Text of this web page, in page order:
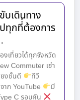
บเดินทาง
ทุกที่่ต้องการ
งเที่ยวได้ทุกจังหวัด
Commuter เช่า
ยงชั้นดี
ทีวี
ก YouTube
มี
C รอบคัน